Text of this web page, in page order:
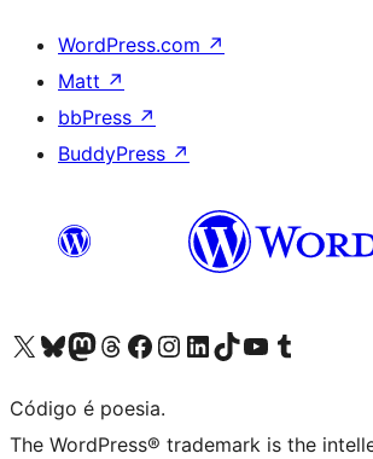
WordPress.com ↗
Matt ↗
bbPress ↗
BuddyPress ↗
Visite a nossa conta X (antigo Twitter)
Visit our Bluesky account
Visit our Mastodon account
Visit our Threads account
Visite a nossa página do Facebook
Visite a nossa conta no Instagram
Visite a nossa conta no LinkedIn
Visit our TikTok account
Visit our YouTube channel
Visit our Tumblr account
Código é poesia.
The WordPress® trademark is the